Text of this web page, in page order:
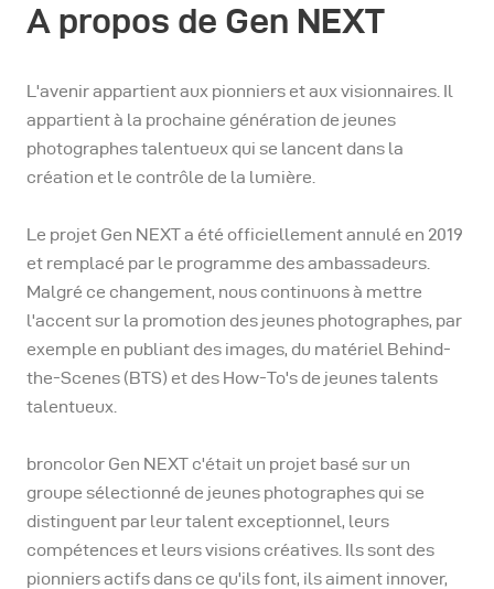
trouvait à bord d'un
doucement à travers les
Kochi. Un lieu tropical
rempli de cocotiers et de
villes le long de la côte,
alimentés par la mer
d'Arabie et des rivières
de tout le Kerala.
A propos de Gen NEXT
L'avenir appartient aux pionniers et aux visionnaires. Il
appartient à la prochaine génération de jeunes
photographes talentueux qui se lancent dans la
création et le contrôle de la lumière.
Le projet Gen NEXT a été officiellement annulé en 2019
et remplacé par le programme des ambassadeurs.
Malgré ce changement, nous continuons à mettre
l'accent sur la promotion des jeunes photographes, par
exemple en publiant des images, du matériel Behind-
the-Scenes (BTS) et des How-To's de jeunes talents
talentueux.
broncolor Gen NEXT c'était un projet basé sur un
groupe sélectionné de jeunes photographes qui se
distinguent par leur talent exceptionnel, leurs
compétences et leurs visions créatives. Ils sont des
pionniers actifs dans ce qu'ils font, ils aiment innover,